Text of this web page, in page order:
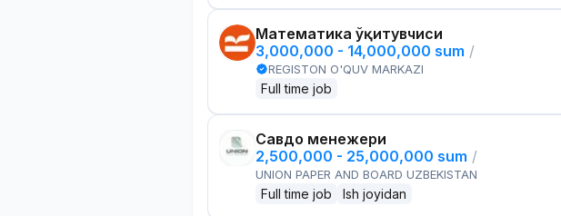
Математика ўқитувчиси
3,000,000 - 14,000,000 sum /
REGISTON O'QUV MARKAZI
Full time job
Савдо менежери
2,500,000 - 25,000,000 sum /
UNION PAPER AND BOARD UZBEKISTAN
Full time job Ish joyidan